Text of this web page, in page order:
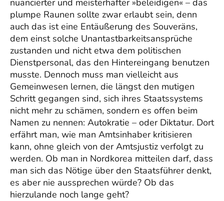
nuancierter und meisterhafter »beleidigen« – das
plumpe Raunen sollte zwar erlaubt sein, denn
auch das ist eine Entäußerung des Souveräns,
dem einst solche Unantastbarkeitsansprüche
zustanden und nicht etwa dem politischen
Dienstpersonal, das den Hintereingang benutzen
musste. Dennoch muss man vielleicht aus
Gemeinwesen lernen, die längst den mutigen
Schritt gegangen sind, sich ihres Staatssystems
nicht mehr zu schämen, sondern es offen beim
Namen zu nennen: Autokratie – oder Diktatur. Dort
erfährt man, wie man Amtsinhaber kritisieren
kann, ohne gleich von der Amtsjustiz verfolgt zu
werden. Ob man in Nordkorea mitteilen darf, dass
man sich das Nötige über den Staatsführer denkt,
es aber nie aussprechen würde? Ob das
hierzulande noch lange geht?